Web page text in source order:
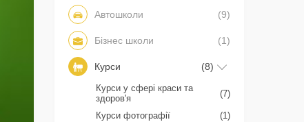
Автошколи (9)
Бізнес школи (1)
Курси (8)
Курси у сфері краси та
здоров'я
(7)
Курси фотографії (1)